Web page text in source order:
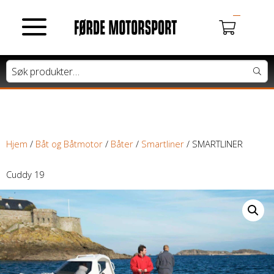
MOTORSYKLER
Lett motorsykkel
Moped / Scooter
Cross / Junior
ATV / SNØSCOOTER
Hjem / Båt og Båtmotor / Båter / Smartliner / SMARTLINER
Cuddy 19